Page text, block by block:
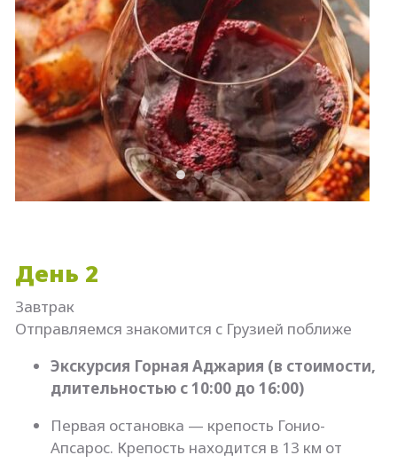
День 2
Завтрак
Отправляемся знакомится с Грузией поближе
Экскурсия Горная Аджария (в стоимости,
длительностью с 10:00 до 16:00)
Первая остановка — крепость Гонио-
Апсарос. Крепость находится в 13 км от